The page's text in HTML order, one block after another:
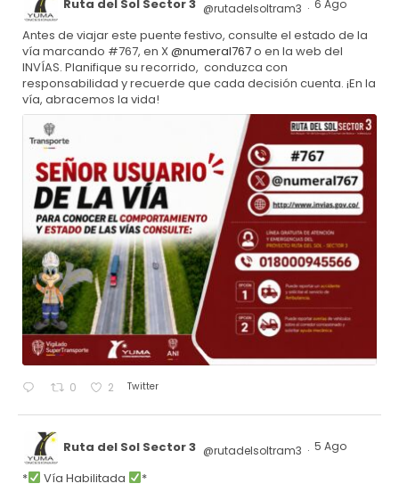
Ruta del Sol Sector 3 @rutadelsoltram3 · 6 Ago
Antes de viajar este puente festivo, consulte el estado de la
vía marcando #767, en X@numeral767o en la web del
INVÍAS. Planifique su recorrido, conduzca con
responsabilidad y recuerde que cada decisión cuenta. ¡En la
vía, abracemos la vida!
0 2 Twitter
Ruta del Sol Sector 3 @rutadelsoltram3 · 5 Ago
* Vía Habilitada
*